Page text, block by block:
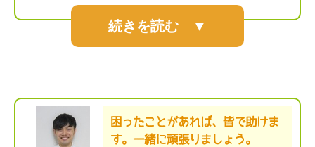
続きを読む ▼
困ったことがあれば、皆で助けま
す。一緒に頑張りましょう。